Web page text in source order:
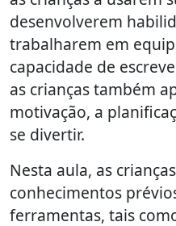
desenvolverem
trabalharem em
capacidade de
as crianças também
motivação, a
se divertir.
Nesta aula, as
conhecimentos
ferramentas, tais